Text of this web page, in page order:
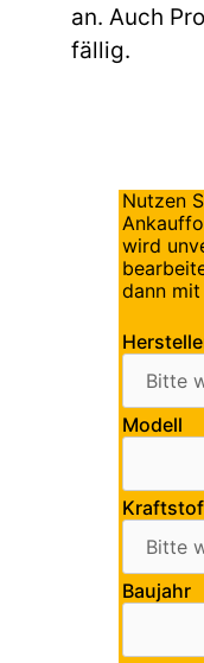
an. Auch
fällig.
Nutzen
wird
dann mit
Modell
Baujahr